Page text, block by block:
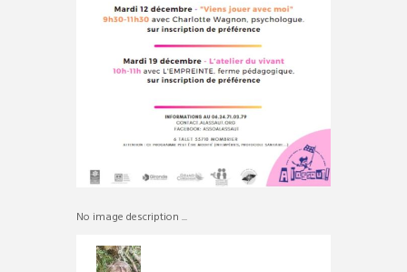
No image description ...